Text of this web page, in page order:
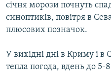
січня морози почнуть
синоптиків, повітря в
плюсових позначок.
У вихідні дні в Криму і в
тепла погода, вдень до 5-